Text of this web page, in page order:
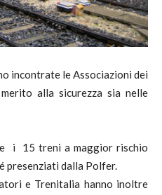
incontrate le Associazioni dei
alla sicurezza sia nelle
i 15 treni a maggior rischio
presenziati dalla Polfer.
e Trenitalia hanno inoltre